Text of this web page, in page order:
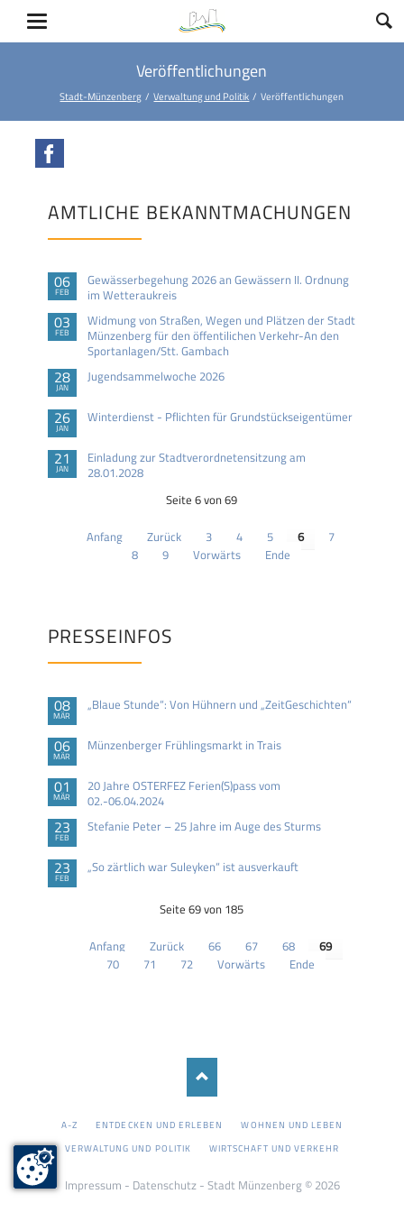
Veröffentlichungen
Stadt-Münzenberg Verwaltung und Politik Veröffentlichungen
AMTLICHE BEKANNTMACHUNGEN
06
FEB
Gewässerbegehung 2026 an Gewässern II. Ordnung
im Wetteraukreis
03
FEB
Widmung von Straßen, Wegen und Plätzen der Stadt
Münzenberg für den öffentilichen Verkehr-An den
Sportanlagen/Stt. Gambach
28
JAN
Jugendsammelwoche 2026
26
JAN
Winterdienst - Pflichten für Grundstückseigentümer
21
JAN
Einladung zur Stadtverordnetensitzung am
28.01.2028
Seite 6 von 69
Anfang Zurück 3 4 5 6
7
8
9 Vorwärts Ende
PRESSEINFOS
08
MÄR
„Blaue Stunde“: Von Hühnern und „ZeitGeschichten“
06
MÄR
Münzenberger Frühlingsmarkt in Trais
01
MÄR
20 Jahre OSTERFEZ Ferien(S)pass vom
02.-06.04.2024
23
FEB
Stefanie Peter – 25 Jahre im Auge des Sturms
23
FEB
„So zärtlich war Suleyken“ ist ausverkauft
Seite 69 von 185
Anfang Zurück 66 67 68
69
70
71 72 Vorwärts Ende
NAVIGATION
A-Z ENTDECKEN UND ERLEBEN
WOHNEN UND LEBEN
VERWALTUNG UND POLITIK
WIRTSCHAFT UND VERKEHR
Impressum - Datenschutz- Stadt Münzenberg © 2026